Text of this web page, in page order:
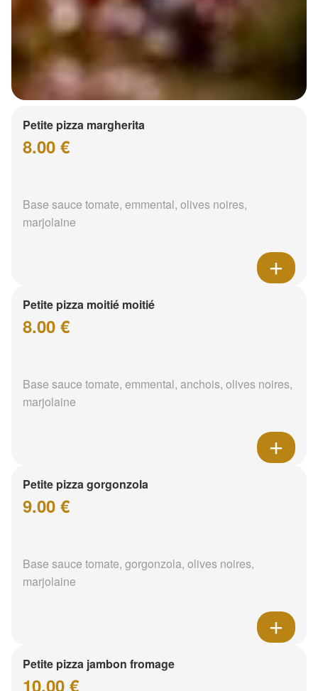
Petite pizza margherita
8.00 €
Base sauce tomate, emmental, olives noires,
marjolaine
Petite pizza moitié moitié
8.00 €
Base sauce tomate, emmental, anchois, olives noires,
marjolaine
Petite pizza gorgonzola
9.00 €
Base sauce tomate, gorgonzola, olives noires,
marjolaine
Petite pizza jambon fromage
10.00 €